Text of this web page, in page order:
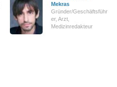
Mekras
Gründer/Geschäftsführ
er, Arzt,
Medizinredakteur